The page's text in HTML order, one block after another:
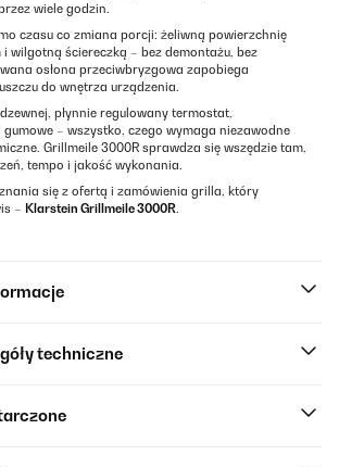
wiele godzin.
czasu co zmiana porcji: żeliwną powierzchnię
wilgotną ściereczką – bez demontażu, bez
osłona przeciwbryzgowa zapobiega
do wnętrza urządzenia.
płynnie regulowany termostat,
– wszystko, czego wymaga niezawodne
Grillmeile 3000R sprawdza się wszędzie tam,
tempo i jakość wykonania.
się z ofertą i zamówienia grilla, który
– Klarstein Grillmeile 3000R.
techniczne